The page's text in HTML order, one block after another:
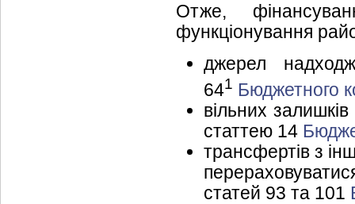
Отже,
функціонування
джерел
641 Бюджетного
вільних
статтею 14
трансфертів з
статей 93 та 101